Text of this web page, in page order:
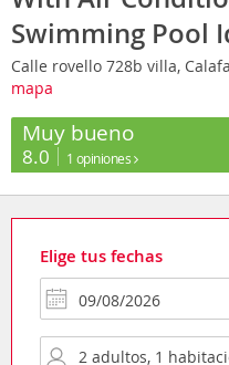
Swimming Pool
Calle rovello 728b villa,
mapa
Muy bueno
8.0 1 opiniones
Elige tus fechas